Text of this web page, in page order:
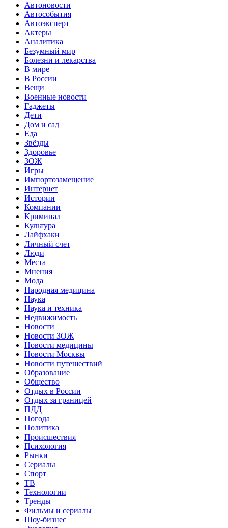
Автоновости
Автособытия
Автоэксперт
Актеры
Аналитика
Безумный мир
Болезни и лекарства
В мире
В России
Вещи
Военные новости
Гаджеты
Дети
Дом и сад
Еда
Звёзды
Здоровье
ЗОЖ
Игры
Импортозамещение
Интернет
Истории
Компании
Криминал
Культура
Лайфхаки
Личный счет
Люди
Места
Мнения
Мода
Народная медицина
Наука
Наука и техника
Недвижимость
Новости
Новости ЗОЖ
Новости медицины
Новости Москвы
Новости путешествий
Образование
Общество
Отдых в России
Отдых за границей
ПДД
Погода
Политика
Происшествия
Психология
Рынки
Сериалы
Спорт
ТВ
Технологии
Тренды
Фильмы и сериалы
Шоу-бизнес